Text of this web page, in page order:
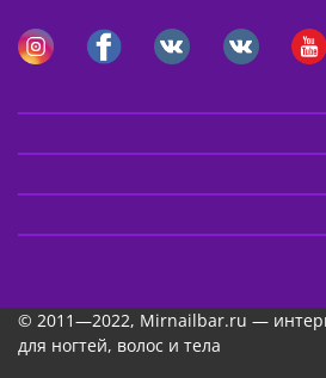
© 2011—2022, Mirnailbar.ru —
для ногтей, волос и тела